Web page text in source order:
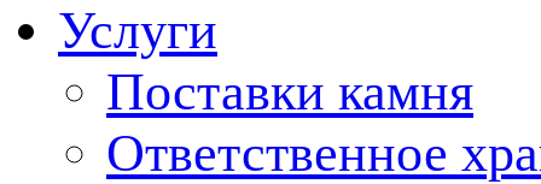
Услуги
Поставки камня
Ответственное